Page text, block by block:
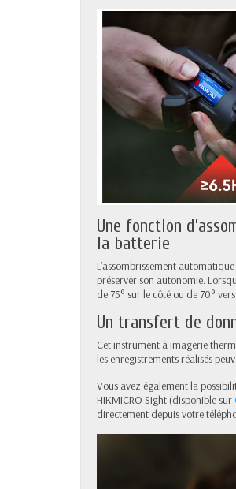
Une fonction
la batterie
L’assombrissement
préserver son autonomie.
de 75° sur le côté ou de 70°
Un transfert de
Cet instrument à imagerie
les enregistrements réalisés
Vous avez également la
HIKMICRO Sight (disponible sur
directement depuis votre